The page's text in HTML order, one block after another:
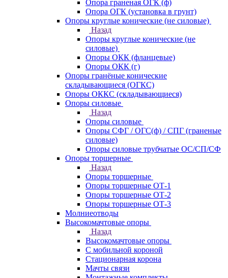
Опора граненая ОГК (ф)
Опора ОГК (установка в грунт)
Опоры круглые конические (не силовые)
Назад
Опоры круглые конические (не
силовые)
Опоры ОКК (фланцевые)
Опоры ОКК (г)
Опоры гранёные конические
складывающиеся (ОГКС)
Опоры ОККС (складывающиеся)
Опоры силовые
Назад
Опоры силовые
Опоры СФГ / ОГС(ф) / СПГ (граненые
силовые)
Опоры силовые трубчатые ОС/СП/СФ
Опоры торшерные
Назад
Опоры торшерные
Опоры торшерные ОТ-1
Опоры торшерные ОТ-2
Опоры торшерные ОТ-3
Молниеотводы
Высокомачтовые опоры
Назад
Высокомачтовые опоры
С мобильной короной
Стационарная корона
Мачты связи